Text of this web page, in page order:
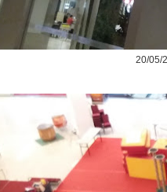
20/05/